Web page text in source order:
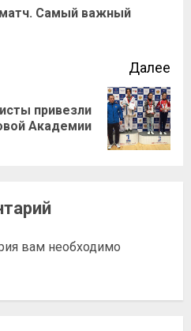
матч. Самый важный
Далее
привезли
Академии
вам необходимо